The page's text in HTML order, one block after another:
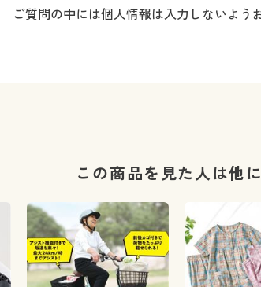
ご質問の中には個人情報は入力しないよう
この商品を見た人は他